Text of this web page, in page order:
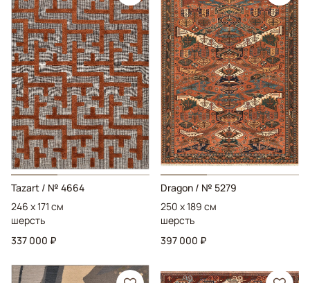
Tazart / № 4664
246 x 171 см
шерсть
337 000 ₽
Dragon / № 5279
250 x 189 см
шерсть
397 000 ₽